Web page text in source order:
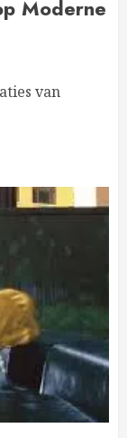
Moderne
van